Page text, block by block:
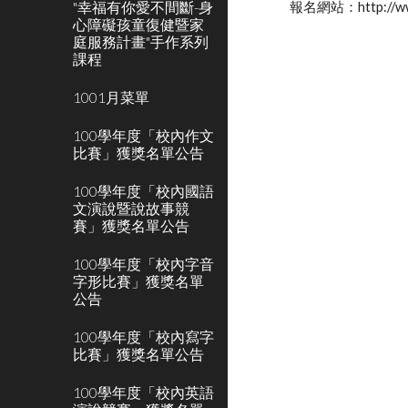
"幸福有你愛不間斷-身
心障礙孩童復健暨家
庭服務計畫"手作系列
課程
1001月菜單
100學年度「校內作文
比賽」獲獎名單公告
100學年度「校內國語
文演說暨說故事競
賽」獲獎名單公告
100學年度「校內字音
字形比賽」獲獎名單
公告
100學年度「校內寫字
比賽」獲獎名單公告
100學年度「校內英語
報名網站：http://